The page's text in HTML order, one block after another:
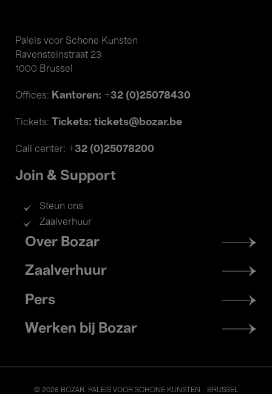
Paleis voor Schone Kunsten
Ravensteinstraat 23
1000 Brussel
Offices: Kantoren: +32 (0)25078430
Tickets: Tickets: tickets@bozar.be
Call center: +32 (0)25078200
Join & Support
Steun ons
Zaalverhuur
Footer
menu
Over Bozar
Zaalverhuur
Pers
Werken bij Bozar
© 2026 BOZAR. PALEIS VOOR SCHONE KUNSTEN - BRUSSEL